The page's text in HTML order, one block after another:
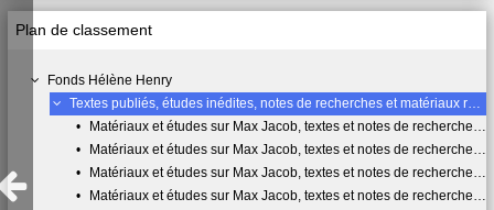
Plan de classement
Fonds Hélène Henry
Textes publiés, études inédites, notes de recherches et matériaux rassemblés sur Max Jacob. Dons complémentaires effectués par Mme Henry en avril 2015 et en février 2016
•
Matériaux et études sur Max Jacob, textes et notes de recherches : « Max Jacob sur son terrain » suivi de « Bouchaballe masqué »
•
Matériaux et études sur Max Jacob, textes et notes de recherches : Max Jacob : dossier Annexe n°1
•
Matériaux et études sur Max Jacob, textes et notes de recherches sur Max Jacob : dossier Annexe n°2
•
Matériaux et études sur Max Jacob, textes et notes de recherches sur Max Jacob : dossier Annexe n°3